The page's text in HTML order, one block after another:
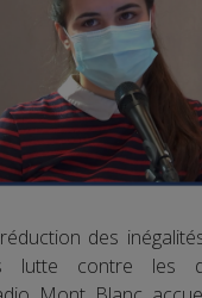
des
lutte contre les